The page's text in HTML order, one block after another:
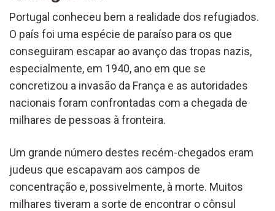
Portugal conheceu bem a realidade dos refugiados.
O país foi uma espécie de paraíso para os que
conseguiram escapar ao avanço das tropas nazis,
especialmente, em 1940, ano em que se
concretizou a invasão da França e as autoridades
nacionais foram confrontadas com a chegada de
milhares de pessoas à fronteira.
Um grande número destes recém-chegados eram
judeus que escapavam aos campos de
concentração e, possivelmente, à morte. Muitos
milhares tiveram a sorte de encontrar o cônsul